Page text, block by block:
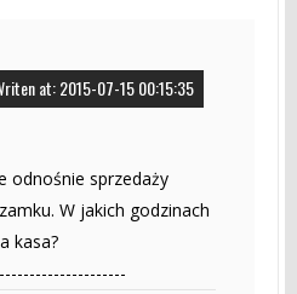
at: 2015-07-15 00:15:35
odnośnie sprzedaży
W jakich godzinach
kasa?